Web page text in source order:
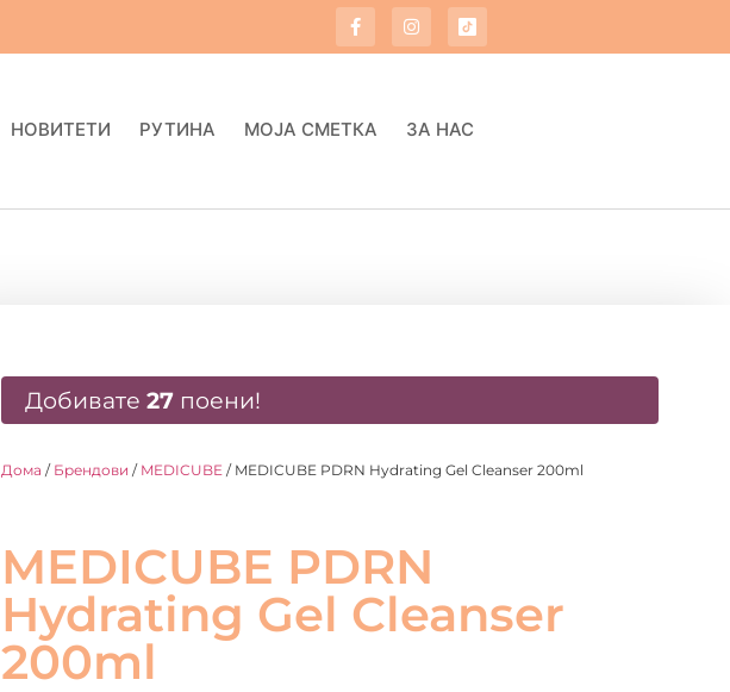
НОВИТЕТИ РУТИНА МОЈА СМЕТКА ЗА НАС
Добивате 27 поени!
Дома / Брендови / MEDICUBE / MEDICUBE PDRN Hydrating Gel Cleanser 200ml
MEDICUBE PDRN
Hydrating Gel Cleanser
200ml